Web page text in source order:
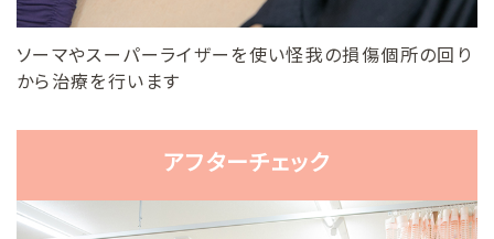
ソーマやスーパーライザーを使い怪我の損傷個所の回り
から治療を行います
アフターチェック